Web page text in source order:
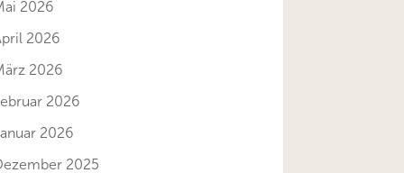
2026
2026
2026
2026
2026
2025